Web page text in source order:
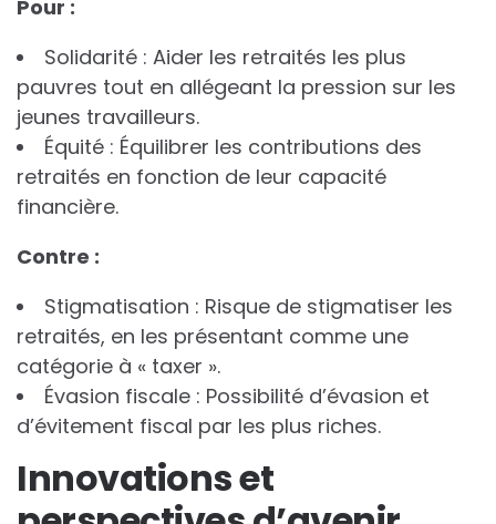
Pour :
Solidarité : Aider les retraités les plus
pauvres tout en allégeant la pression sur les
jeunes travailleurs.
Équité : Équilibrer les contributions des
retraités en fonction de leur capacité
financière.
Contre :
Stigmatisation : Risque de stigmatiser les
retraités, en les présentant comme une
catégorie à « taxer ».
Évasion fiscale : Possibilité d’évasion et
d’évitement fiscal par les plus riches.
Innovations et